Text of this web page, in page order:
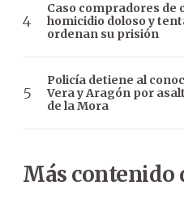
Caso compradores
homicidio doloso y
ordenan su prisión
Policía detiene al
Vera y Aragón por
de la Mora
Más contenido